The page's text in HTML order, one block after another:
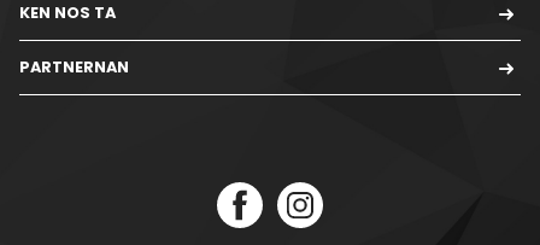
KEN NOS TA
PARTNERNAN